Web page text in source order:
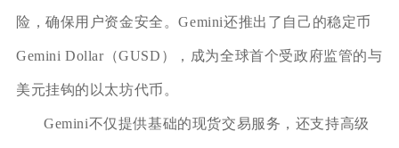
险，确保用户资金安全。Gemini还推出了自己的稳定币
Gemini Dollar（GUSD），成为全球首个受政府监管的与
美元挂钩的以太坊代币。
Gemini不仅提供基础的现货交易服务，还支持高级